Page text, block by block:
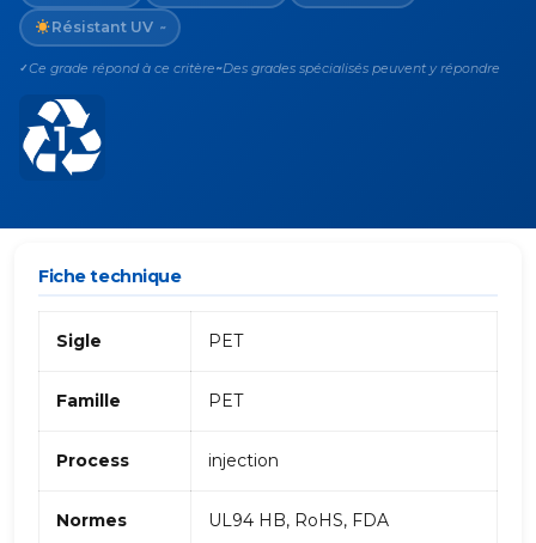
Résistant UV ~
✓ Ce grade répond à ce critère ~Des grades spécialisés peuvent y répondre
Fiche technique
Sigle PET
Famille PET
Process injection
Normes UL94 HB, RoHS, FDA